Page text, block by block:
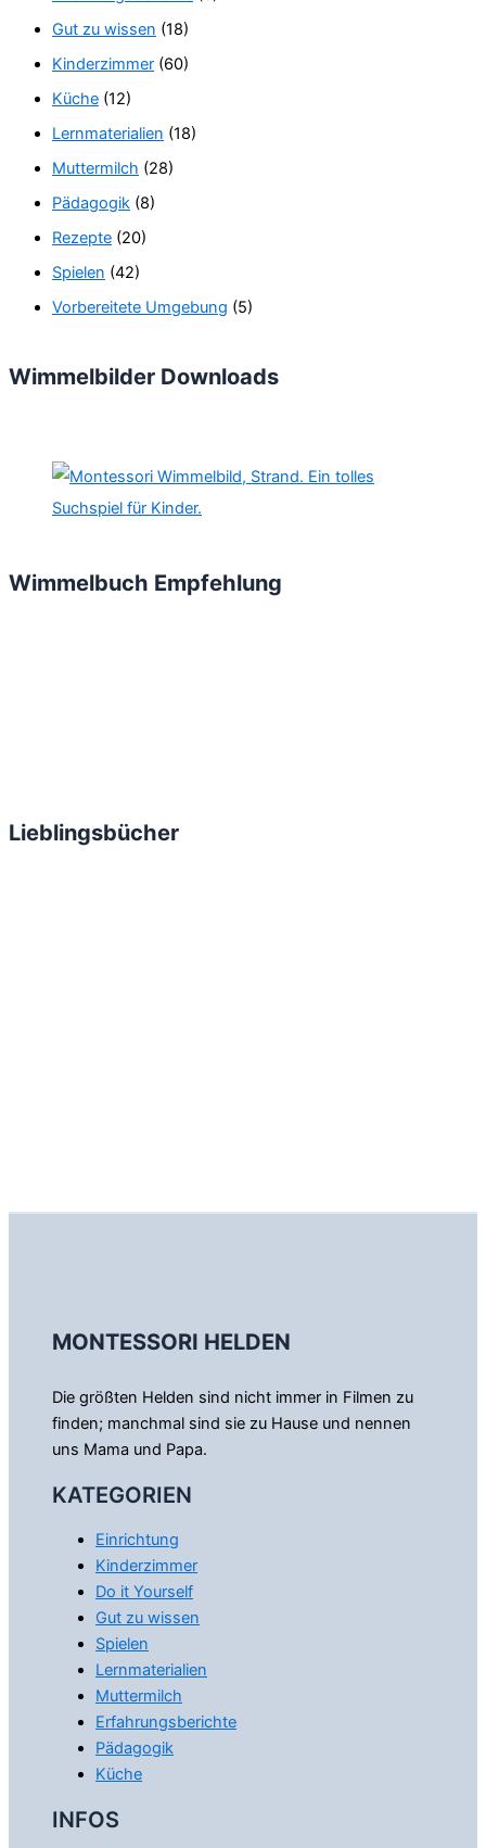
Gut zu wissen (18)
Kinderzimmer (60)
Küche (12)
Lernmaterialien (18)
Muttermilch (28)
Pädagogik (8)
Rezepte (20)
Spielen (42)
Vorbereitete Umgebung (5)
Wimmelbilder Downloads
Wimmelbuch Empfehlung
Lieblingsbücher
MONTESSORI HELDEN
Die größten Helden sind nicht immer in Filmen zu
finden; manchmal sind sie zu Hause und nennen
uns Mama und Papa.
KATEGORIEN
Einrichtung
Kinderzimmer
Do it Yourself
Gut zu wissen
Spielen
Lernmaterialien
Muttermilch
Erfahrungsberichte
Pädagogik
Küche
INFOS